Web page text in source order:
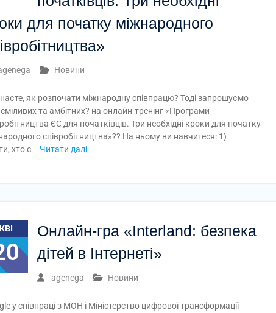
для початку міжнародного
Новини
як розпочати міжнародну співпрацю? Тоді запрошуємо
сміливих та амбітних? на онлайн-тренінг «Програми
ЄС для початківців. Три необхідні кроки для початку
співробітництва»?? На ньому ви навчитеся: 1)
хто є
Читати далі
КВІ
Онлайн-гра «Interland: безпека
дітей в Інтернеті»
agenega Новини
у співпраці з МОН і Міністерство цифрової трансформації